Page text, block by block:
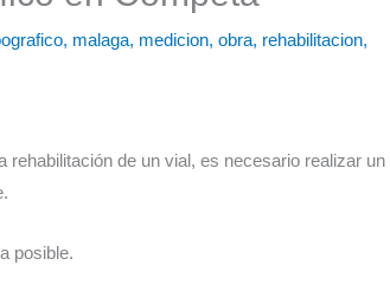
, malaga, medicion,obra, rehabilitacion,
rehabilitación de un vial, es necesario realizar un
posible.